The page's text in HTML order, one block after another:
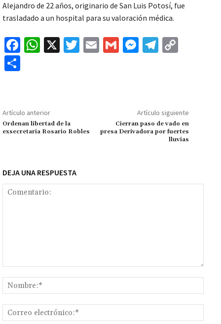
Alejandro de 22 años, originario de San Luis Potosí, fue
trasladado a un hospital para su valoración médica.
Fa
o
k
W
p
p
X
T
E
G
M
ge
r
Te
m Li
n
k
p
ar
Artículo anterior
Ordenan libertad de la
exsecretaria Rosario Robles
Artículo siguiente
Cierran paso de vado en
presa Derivadora por fuertes
lluvias
DEJA UNA RESPUESTA